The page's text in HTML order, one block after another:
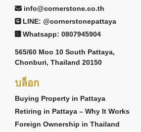
info@cornerstone.co.th
LINE: @cornerstonepattaya
Whatsapp: 0807945904
565/60 Moo 10 South Pattaya,
Chonburi, Thailand 20150
บล็อก
Buying Property in Pattaya
Retiring in Pattaya – Why It Works
Foreign Ownership in Thailand